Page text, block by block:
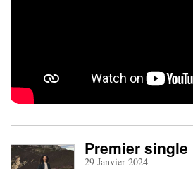
Premier single
29 Janvier 2024